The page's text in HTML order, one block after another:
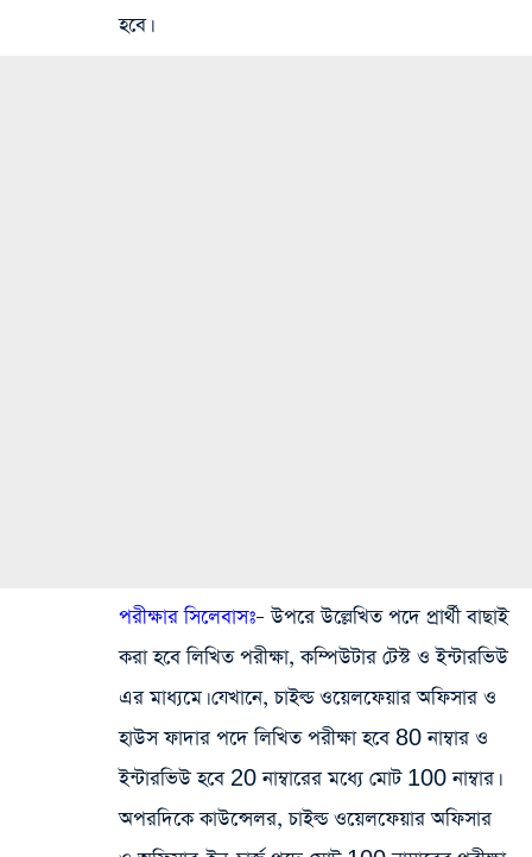
হবে।
পরীক্ষার সিলেবাসঃ– উপরে উল্লেখিত পদে প্রার্থী বাছাই
করা হবে লিখিত পরীক্ষা, কম্পিউটার টেস্ট ও ইন্টারভিউ
এর মাধ্যমে। যেখানে, চাইল্ড ওয়েলফেয়ার অফিসার ও
হাউস ফাদার পদে লিখিত পরীক্ষা হবে 80 নাম্বার ও
ইন্টারভিউ হবে 20 নাম্বারের মধ্যে মোট 100 নাম্বার।
অপরদিকে কাউন্সেলর, চাইল্ড ওয়েলফেয়ার অফিসার